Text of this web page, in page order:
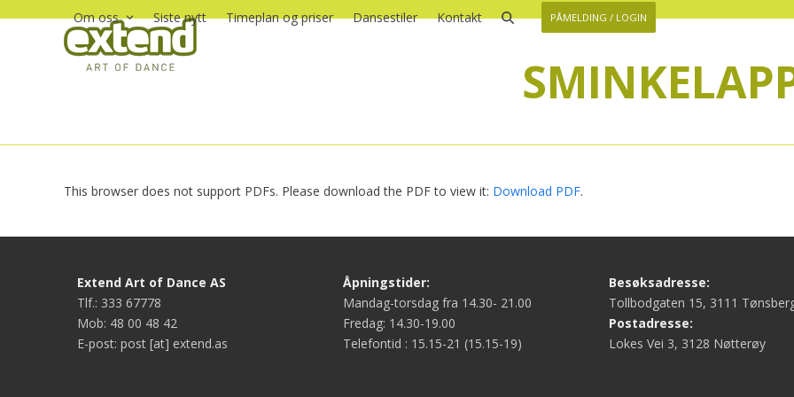
PÅMELDING / LOGIN
Om oss Siste nytt Timeplan og priser Dansestiler Kontakt
This browser does not support PDFs. Please download the PDF to view it: Download PDF.
Extend Art of Dance AS
Tlf.: 333 67778
Mob: 48 00 48 42
E-post: post [at] extend.as
Åpningstider:
Mandag-torsdag fra 14.30- 21.00
Fredag: 14.30-19.00
Telefontid : 15.15-21 (15.15-19)
Besøksadresse:
Tollbodgaten 15, 3111
Postadresse:
Lokes Vei 3, 3128 Nøtterøy